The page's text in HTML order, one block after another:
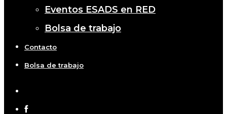
Eventos ESADS en RED
Bolsa de trabajo
Contacto
Bolsa de trabajo
twitter
facebook